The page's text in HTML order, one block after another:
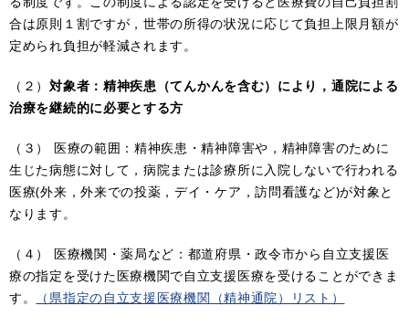
合は原則１割ですが，世帯の所得の状況に応じて負担上限月額が
定められ負担が軽減されます。
（２）対象者：精神疾患（てんかんを含む）により，通院による
治療を継続的に必要とする方
（３） 医療の範囲：精神疾患・精神障害や，精神障害のために
生じた病態に対して，病院または診療所に入院しないで行われる
医療(外来，外来での投薬，デイ・ケア，訪問看護など)が対象と
なります。
（４） 医療機関・薬局など：都道府県・政令市から自立支援医
療の指定を受けた医療機関で自立支援医療を受けることができま
す。
（県指定の自立支援医療機関（精神通院）リスト）